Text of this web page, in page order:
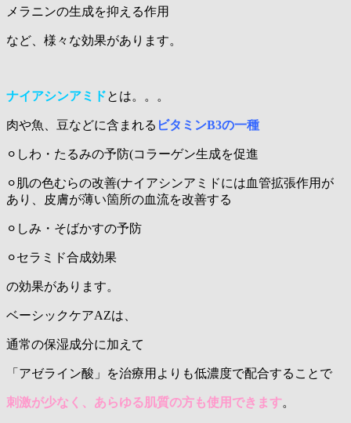
メラニンの生成を抑える作用
など、様々な効果があります。
ナイアシンアミドとは。。。
肉や魚、豆などに含まれる ビタミンB3の一種
⚪︎しわ・たるみの予防(コラーゲン生成を促進
⚪︎肌の色むらの改善(ナイアシンアミドには血管拡張作用が
あり、皮膚が薄い箇所の血流を改善する
⚪︎しみ・そばかすの予防
⚪︎セラミド合成効果
の効果があります。
ベーシックケアAZは、
通常の保湿成分に加えて
「アゼライン酸」を治療用よりも低濃度で配合することで
刺激が少なく、 あらゆる肌質の方も使用できます。